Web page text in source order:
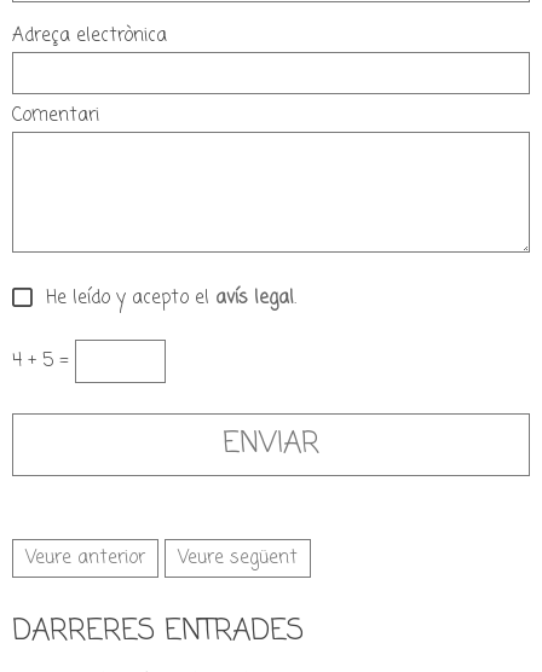
Adreça electrònica
Comentari
He leído y acepto el avís legal.
4 + 5 =
Veure anterior Veure següent
DARRERES ENTRADES